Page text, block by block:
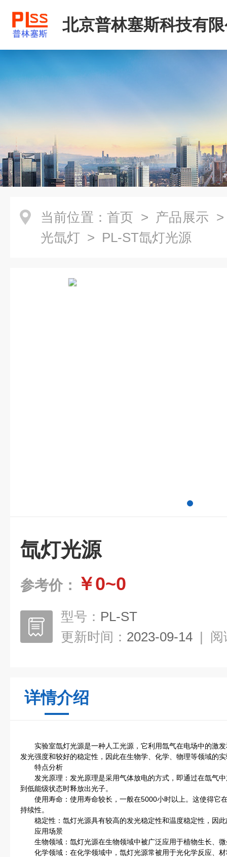
北京普林塞斯科技有
当前位置： 首页 > 产品展示
光氙灯 > PL-ST氙灯光源
氙灯光源
参考价： ￥0~0
型号： PL-ST
更新时间： 2023-09-14 | 阅
详情介绍
实验室氙灯光源是一种人工光源，它利用氙气在电场中的激发
发光强度和较好的稳定性，因此在生物学、化学、物理等领域的
特点分析
发光原理：发光原理是采用气体放电的方式，即通过在氙气中
到低能级状态时释放出光子。
使用寿命：使用寿命较长，一般在5000小时以上。这使得它
持续性。
稳定性：氙灯光源具有较高的发光稳定性和温度稳定性，因此
应用场景
生物领域：氙灯光源在生物领域中被广泛应用于植物生长、微
化学领域：在化学领域中，氙灯光源常被用于光化学反应、材